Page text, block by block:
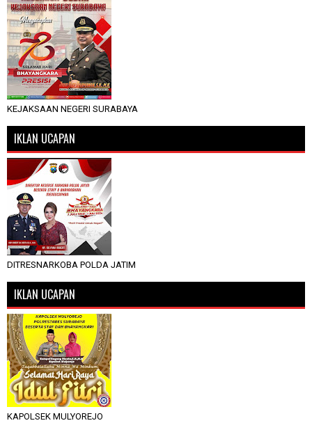
KEJAKSAAN NEGERI SURABAYA
IKLAN UCAPAN
DITRESNARKOBA POLDA JATIM
IKLAN UCAPAN
KAPOLSEK MULYOREJO